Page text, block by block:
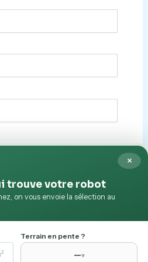
mon e-mail et mon site
mon prochain commentaire.
×
trouve votre robot
on vous envoie la sélection au
Terrain en pente ?
—▾